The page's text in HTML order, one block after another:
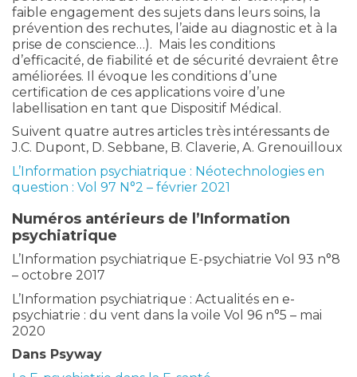
faible engagement des sujets dans leurs soins, la
prévention des rechutes, l’aide au diagnostic et à la
prise de conscience…). Mais les conditions
d’efficacité, de fiabilité et de sécurité devraient être
améliorées. Il évoque les conditions d’une
certification de ces applications voire d’une
labellisation en tant que Dispositif Médical.
Suivent quatre autres articles très intéressants de
J.C. Dupont, D. Sebbane, B. Claverie, A. Grenouilloux
L’Information psychiatrique : Néotechnologies en
question : Vol 97 N°2 – février 2021
Numéros antérieurs de l’Information
psychiatrique
L’Information psychiatrique E-psychiatrie Vol 93 n°8
– octobre 2017
L’Information psychiatrique : Actualités en e-
psychiatrie : du vent dans la voile Vol 96 n°5 – mai
2020
Dans Psyway